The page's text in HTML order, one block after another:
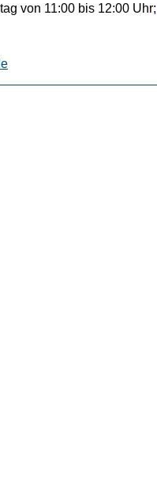
von 11:00 bis 12:00 Uhr;